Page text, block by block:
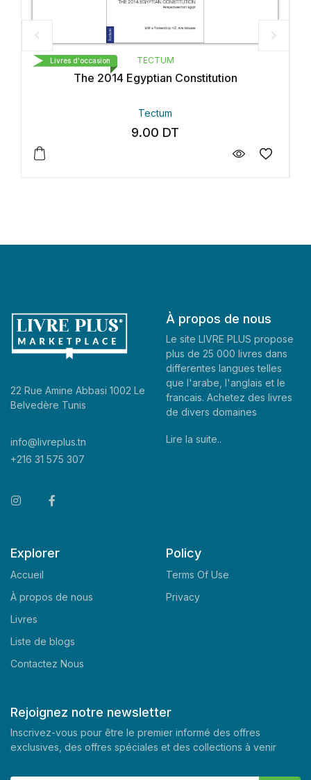
From Ruling To Opposition
Livres d'occasion
22 Rue Amine Abbasi 1002 Le
Belvedère Tunis
info@livreplus.tn
+216 31 575 307
À propos de nous
Le site LIVRE PLUS propose
plus de 25 000 livres dans
differentes langues telles
que l'arabe, l'anglais et le
francais. Achetez des livres
de divers domaines
Lire la suite..
Explorer
Accueil
À propos de nous
Livres
Liste de blogs
Contactez Nous
Policy
Terms Of Use
Privacy
Rejoignez notre newsletter
Inscrivez-vous pour être le premier informé des offres
exclusives, des offres spéciales et des collections à venir